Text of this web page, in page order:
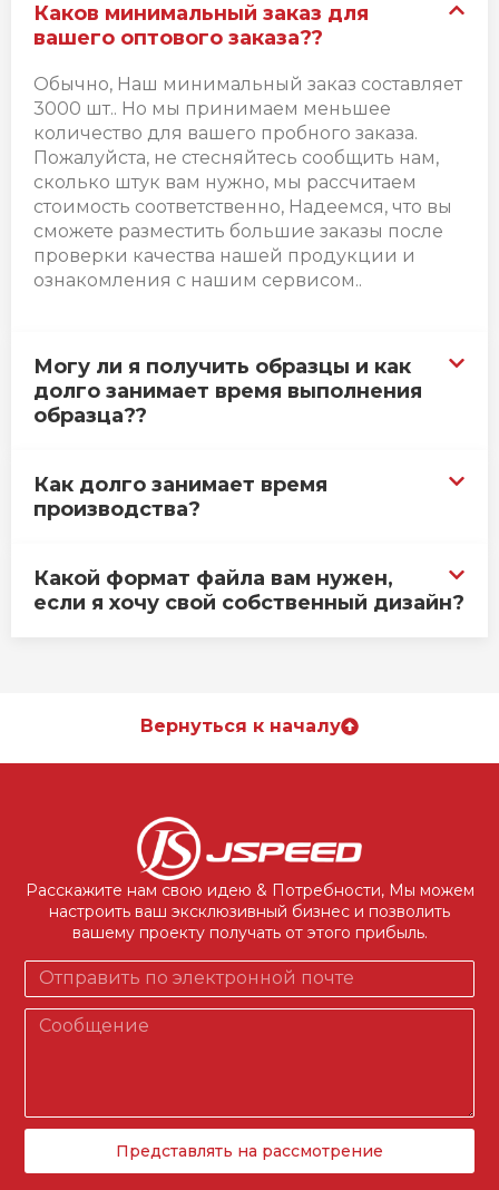
Каков минимальный заказ для
вашего оптового заказа??
Обычно, Наш минимальный заказ составляет
3000 шт.. Но мы принимаем меньшее
количество для вашего пробного заказа.
Пожалуйста, не стесняйтесь сообщить нам,
сколько штук вам нужно, мы рассчитаем
стоимость соответственно, Надеемся, что вы
сможете разместить большие заказы после
проверки качества нашей продукции и
ознакомления с нашим сервисом..
Могу ли я получить образцы и как
долго занимает время выполнения
образца??
Как долго занимает время
производства?
Какой формат файла вам нужен,
если я хочу свой собственный дизайн?
Вернуться к началу
Расскажите нам свою идею & Потребности, Мы можем
настроить ваш эксклюзивный бизнес и позволить
вашему проекту получать от этого прибыль.
Представлять на рассмотрение